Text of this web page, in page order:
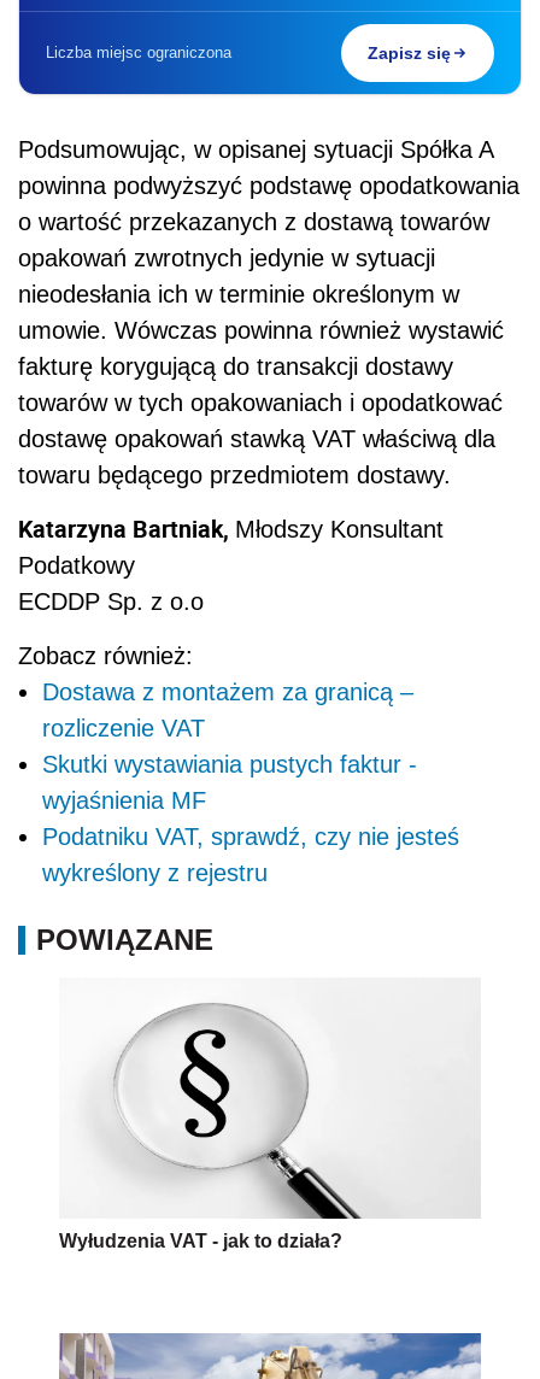
Liczba miejsc ograniczona Zapisz się
Podsumowując, w opisanej sytuacji Spółka A
powinna podwyższyć podstawę opodatkowania
o wartość przekazanych z dostawą towarów
opakowań zwrotnych jedynie w sytuacji
nieodesłania ich w terminie określonym w
umowie. Wówczas powinna również wystawić
fakturę korygującą do transakcji dostawy
towarów w tych opakowaniach i opodatkować
dostawę opakowań stawką VAT właściwą dla
towaru będącego przedmiotem dostawy.
Katarzyna Bartniak, Młodszy Konsultant
Podatkowy
ECDDP Sp. z o.o
Zobacz również:
Dostawa z montażem za granicą –
rozliczenie VAT
Skutki wystawiania pustych faktur -
wyjaśnienia MF
Podatniku VAT, sprawdź, czy nie jesteś
wykreślony z rejestru
POWIĄZANE
Wyłudzenia VAT - jak to działa?